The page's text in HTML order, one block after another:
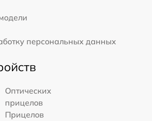
персональных данных
Оптических
прицелов
Прицелов